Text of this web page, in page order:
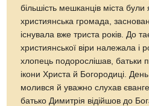
більшість мешканців міста
християнська громада,
існувала вже триста років. До
християнської віри належала і
хлопець подорослішав, батьки
ікони Христа й Богородиці.
молився й уважно слухав
батько Димитрія відійшов до